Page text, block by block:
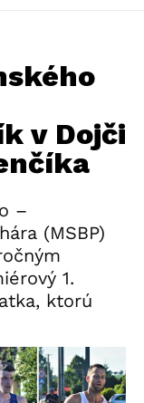
v Dojči
–
(MSBP)
1.
ktorú